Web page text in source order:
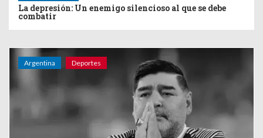
La depresión: Un enemigo silencioso al que se debe
combatir
Argentina Deportes